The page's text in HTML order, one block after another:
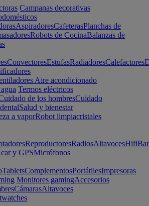
Campanas decorativas
AspiradoresCafeterasPlanchas de
Robots de CocinaBalanzas de
ConvectoresEstufasRadiadoresCalefactores
Aire acondicionado
Termos eléctricos
de los hombresCuidado
Salud y bienestar
a vaporRobot limpiacristales
ReproductoresRadiosAltavocesHifi
y GPSMicrófonos
TabletsComplementosPortátilesImpresoras
Monitores gamingAccesorios
CámarasAltavoces